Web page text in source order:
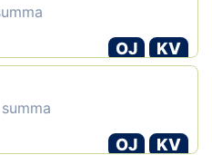
OJ
KV
OJ
KV